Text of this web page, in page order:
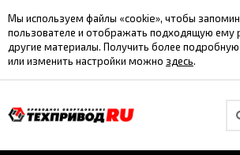
Мы используем файлы «cookie», чтобы
пользователе и отображать подходящую ему
другие материалы. Получить более
или изменить настройки можно здесь.